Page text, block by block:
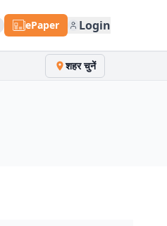
ePaper Login
शहर चुनें